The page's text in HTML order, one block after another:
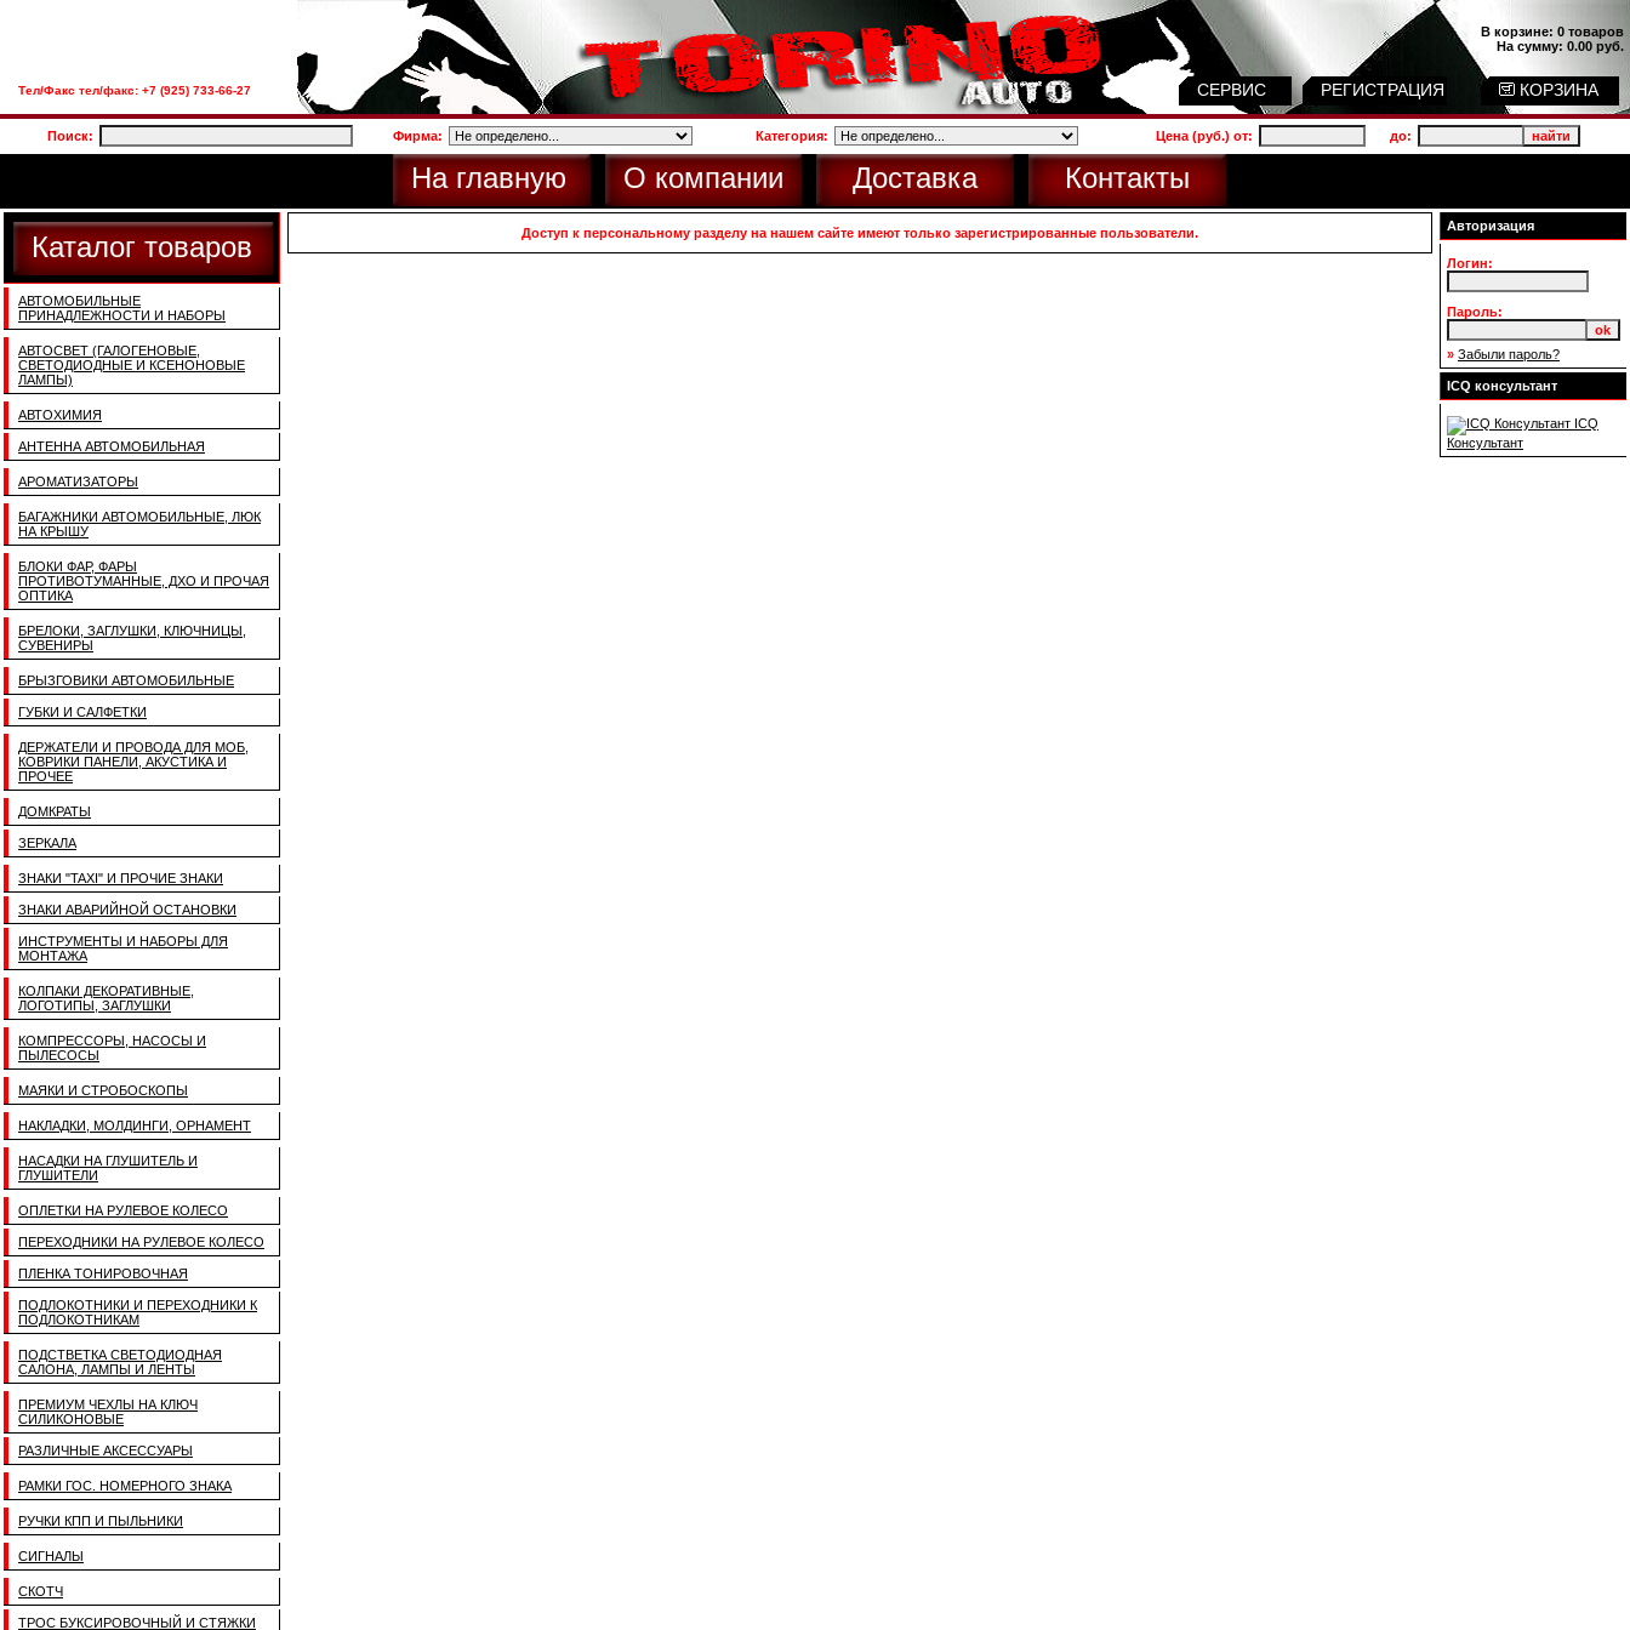
В корзине: 0 товаров
На сумму: 0.00 руб.
Тел/Факс тел/факс: +7 (925) 733-66-27 СЕРВИС РЕГИСТРАЦИЯ КОРЗИНА
Поиск: Фирма: Категория: Цена (руб.) от: до:
На главную О компании Доставка Контакты
Каталог товаров
АВТОМОБИЛЬНЫЕ
ПРИНАДЛЕЖНОСТИ И НАБОРЫ
АВТОСВЕТ (ГАЛОГЕНОВЫЕ,
СВЕТОДИОДНЫЕ И КСЕНОНОВЫЕ
ЛАМПЫ)
АВТОХИМИЯ
АНТЕННА АВТОМОБИЛЬНАЯ
АРОМАТИЗАТОРЫ
БАГАЖНИКИ АВТОМОБИЛЬНЫЕ, ЛЮК
НА КРЫШУ
БЛОКИ ФАР, ФАРЫ
ПРОТИВОТУМАННЫЕ, ДХО И ПРОЧАЯ
ОПТИКА
БРЕЛОКИ, ЗАГЛУШКИ, КЛЮЧНИЦЫ,
СУВЕНИРЫ
БРЫЗГОВИКИ АВТОМОБИЛЬНЫЕ
ГУБКИ И САЛФЕТКИ
ДЕРЖАТЕЛИ И ПРОВОДА ДЛЯ МОБ,
КОВРИКИ ПАНЕЛИ, АКУСТИКА И
ПРОЧЕЕ
ДОМКРАТЫ
ЗЕРКАЛА
ЗНАКИ "TAXI" И ПРОЧИЕ ЗНАКИ
ЗНАКИ АВАРИЙНОЙ ОСТАНОВКИ
ИНСТРУМЕНТЫ И НАБОРЫ ДЛЯ
МОНТАЖА
КОЛПАКИ ДЕКОРАТИВНЫЕ,
ЛОГОТИПЫ, ЗАГЛУШКИ
КОМПРЕССОРЫ, НАСОСЫ И
ПЫЛЕСОСЫ
МАЯКИ И СТРОБОСКОПЫ
НАКЛАДКИ, МОЛДИНГИ, ОРНАМЕНТ
НАСАДКИ НА ГЛУШИТЕЛЬ И
ГЛУШИТЕЛИ
ОПЛЕТКИ НА РУЛЕВОЕ КОЛЕСО
ПЕРЕХОДНИКИ НА РУЛЕВОЕ КОЛЕСО
ПЛЕНКА ТОНИРОВОЧНАЯ
ПОДЛОКОТНИКИ И ПЕРЕХОДНИКИ К
ПОДЛОКОТНИКАМ
ПОДСТВЕТКА СВЕТОДИОДНАЯ
САЛОНА, ЛАМПЫ И ЛЕНТЫ
ПРЕМИУМ ЧЕХЛЫ НА КЛЮЧ
СИЛИКОНОВЫЕ
РАЗЛИЧНЫЕ АКСЕССУАРЫ
РАМКИ ГОС. НОМЕРНОГО ЗНАКА
РУЧКИ КПП И ПЫЛЬНИКИ
СИГНАЛЫ
СКОТЧ
ТРОС БУКСИРОВОЧНЫЙ И СТЯЖКИ
Доступ к персональному разделу на нашем сайте имеют только зарегистрированные пользователи. Авторизация
Логин:
Пароль:
» Забыли пароль?
ICQ консультант
ICQ
Консультант